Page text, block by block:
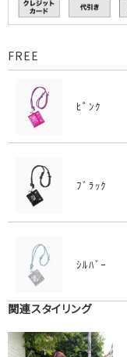
FREE
ﾋﾟﾝｸ
ﾌﾞﾗｯｸ
ｼﾙﾊﾞｰ
関連スタイリング